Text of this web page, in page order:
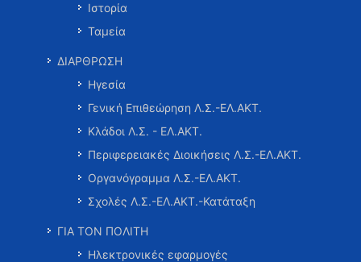
Ιστορία
Ταμεία
ΔΙΑΡΘΡΩΣΗ
Ηγεσία
Γενική Επιθεώρηση Λ.Σ.-ΕΛ.ΑΚΤ.
Κλάδοι Λ.Σ. - ΕΛ.ΑΚΤ.
Περιφερειακές Διοικήσεις Λ.Σ.-ΕΛ.ΑΚΤ.
Οργανόγραμμα Λ.Σ.-ΕΛ.ΑΚΤ.
Σχολές Λ.Σ.-ΕΛ.ΑΚΤ.-Κατάταξη
ΓΙΑ ΤΟΝ ΠΟΛΙΤΗ
Ηλεκτρονικές εφαρμογές